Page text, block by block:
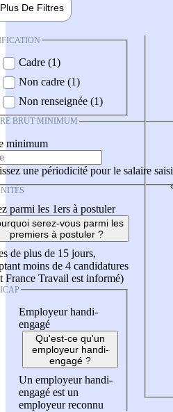
Plus De Filtres
Cadre (1)
Non cadre (1)
Non renseignée (1)
BRUT MINIMUM
minimum
une périodicité pour le salaire saisi
parmi les 1ers à postuler
serez-vous parmi les
premiers à postuler ?
de plus de 15 jours,
moins de 4 candidatures
France Travail est informé)
Employeur handi-
engagé
Qu'est-ce qu'un
employeur handi-
engagé ?
Un employeur handi-
engagé est un
employeur reconnu